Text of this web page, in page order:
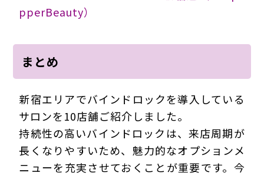
pperBeauty）
まとめ
新宿エリアでバインドロックを導入している
サロンを10店舗ご紹介しました。
持続性の高いバインドロックは、来店周期が
長くなりやすいため、魅力的なオプションメ
ニューを充実させておくことが重要です。今